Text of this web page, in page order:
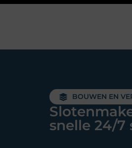
BOUWEN EN
snelle 24/7